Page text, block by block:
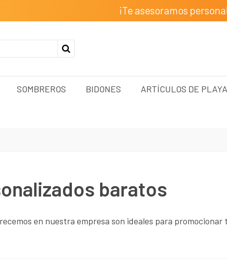
¡Te asesoramos
SOMBREROS BIDONES ARTÍCULOS DE PLAYA
baratos
en nuestra empresa son ideales para